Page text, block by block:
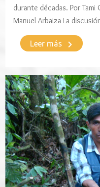
durante décadas. Por
Manuel Arbaiza La
Leer más keyboard_arrow_right